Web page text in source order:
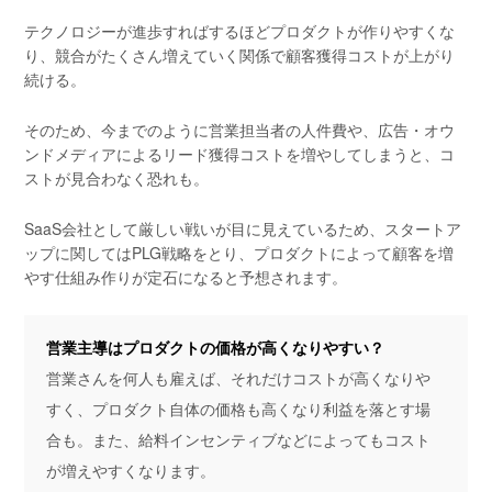
テクノロジーが進歩すればするほどプロダクトが作りやすくな
り、競合がたくさん増えていく関係で顧客獲得コストが上がり
続ける。
そのため、今までのように営業担当者の人件費や、広告・オウ
ンドメディアによるリード獲得コストを増やしてしまうと、コ
ストが見合わなく恐れも。
SaaS会社として厳しい戦いが目に見えているため、スタートア
ップに関してはPLG戦略をとり、プロダクトによって顧客を増
やす仕組み作りが定石になると予想されます。
営業主導はプロダクトの価格が高くなりやすい？
営業さんを何人も雇えば、それだけコストが高くなりや
すく、プロダクト自体の価格も高くなり利益を落とす場
合も。また、給料インセンティブなどによってもコスト
が増えやすくなります。